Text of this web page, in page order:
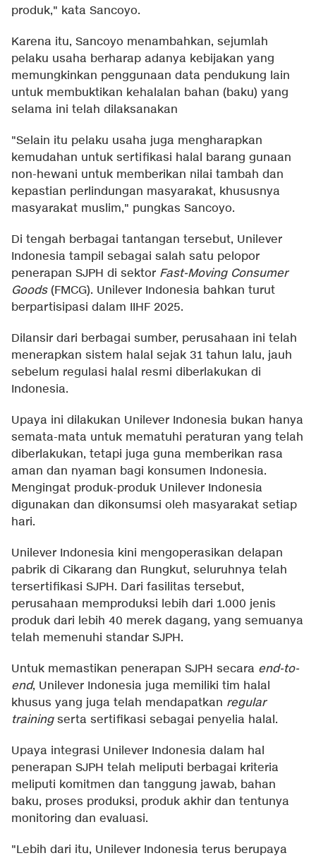
produk," kata Sancoyo.
Karena itu, Sancoyo menambahkan, sejumlah
pelaku usaha berharap adanya kebijakan yang
memungkinkan penggunaan data pendukung lain
untuk membuktikan kehalalan bahan (baku) yang
selama ini telah dilaksanakan
"Selain itu pelaku usaha juga mengharapkan
kemudahan untuk sertifikasi halal barang gunaan
non-hewani untuk memberikan nilai tambah dan
kepastian perlindungan masyarakat, khususnya
masyarakat muslim," pungkas Sancoyo.
Di tengah berbagai tantangan tersebut, Unilever
Indonesia tampil sebagai salah satu pelopor
penerapan SJPH di sektor Fast-Moving Consumer
Goods(FMCG). Unilever Indonesia bahkan turut
berpartisipasi dalam IIHF 2025.
Dilansir dari berbagai sumber, perusahaan ini telah
menerapkan sistem halal sejak 31 tahun lalu, jauh
sebelum regulasi halal resmi diberlakukan di
Indonesia.
Upaya ini dilakukan Unilever Indonesia bukan hanya
semata-mata untuk mematuhi peraturan yang telah
diberlakukan, tetapi juga guna memberikan rasa
aman dan nyaman bagi konsumen Indonesia.
Mengingat produk-produk Unilever Indonesia
digunakan dan dikonsumsi oleh masyarakat setiap
hari.
Unilever Indonesia kini mengoperasikan delapan
pabrik di Cikarang dan Rungkut, seluruhnya telah
tersertifikasi SJPH. Dari fasilitas tersebut,
perusahaan memproduksi lebih dari 1.000 jenis
produk dari lebih 40 merek dagang, yang semuanya
telah memenuhi standar SJPH.
Untuk memastikan penerapan SJPH secara end-to-
end, Unilever Indonesia juga memiliki tim halal
khusus yang juga telah mendapatkan regular
trainingserta sertifikasi sebagai penyelia halal.
Upaya integrasi Unilever Indonesia dalam hal
penerapan SJPH telah meliputi berbagai kriteria
meliputi komitmen dan tanggung jawab, bahan
baku, proses produksi, produk akhir dan tentunya
monitoring dan evaluasi.
"Lebih dari itu, Unilever Indonesia terus berupaya